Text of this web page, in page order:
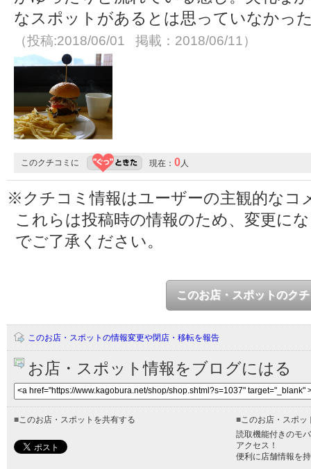
なスポットがあるとは思っていなかっ
（投稿:2018/06/01 掲載：2018/06/11）
このクチコミに 現在： 0 人
※クチコミ情報はユーザーの主観的なコ
これらは投稿時の情報のため、変更に
でご了承ください。
このお店・スポットのク
このお店・スポットの情報変更や閉店・移転を報告
お店・スポット情報をブログにはる
■ このお店・スポットを共有する ■ このお店・スポ
読取機能付きのモ
アクセス！
便利に店舗情報を